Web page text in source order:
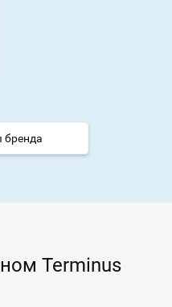
бренда
Terminus